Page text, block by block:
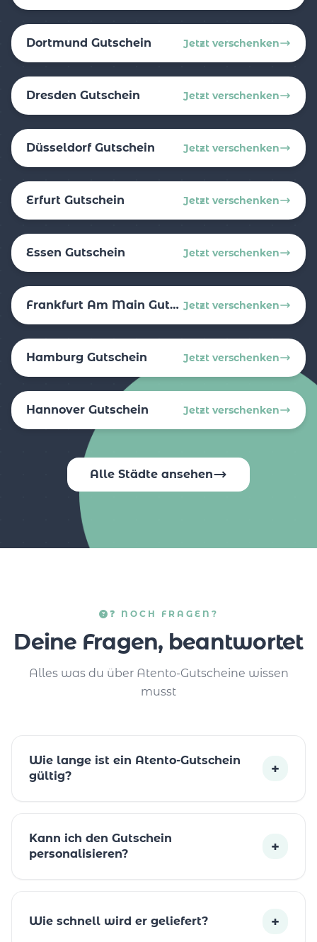
Dortmund Gutschein Jetzt verschenken
Dresden Gutschein Jetzt verschenken
Düsseldorf Gutschein Jetzt verschenken
Erfurt Gutschein Jetzt verschenken
Essen Gutschein Jetzt verschenken
Frankfurt Am Main Gutschein Jetzt verschenken
Hamburg Gutschein Jetzt verschenken
Hannover Gutschein Jetzt verschenken
Alle Städte ansehen
❓ NOCH FRAGEN?
Deine Fragen, beantwortet
Alles was du über Atento-Gutscheine wissen
musst
Wie lange ist ein Atento-Gutschein
gültig?
+
Kann ich den Gutschein
personalisieren?
+
Wie schnell wird er geliefert? +